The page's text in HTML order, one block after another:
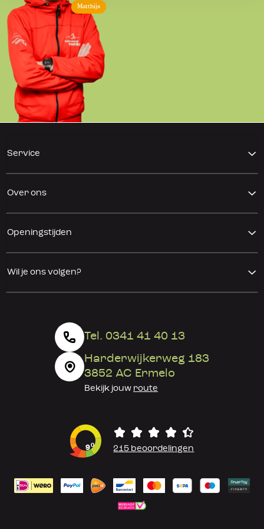
Matthijs
Service
Over ons
Openingstijden
Wil je ons volgen?
Tel. 0341 41 40 13
Harderwijkerweg 183
3852 AC Ermelo
Bekijk jouw route
90 215 beoordelingen